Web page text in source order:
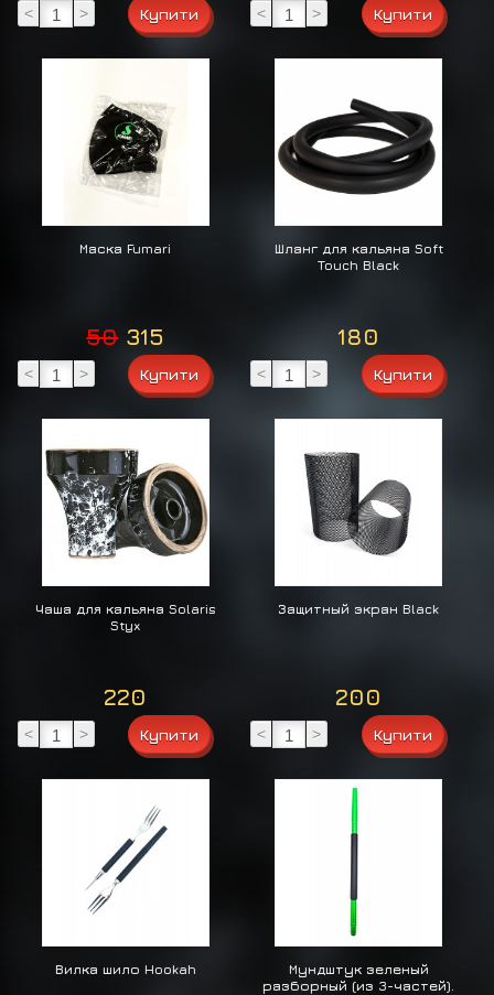
< > < >
Маска Fumari
50 315
< >
Шланг для кальяна Soft
Touch Black
180
< >
Чаша для кальяна Solaris
Styx
220
< >
Защитный экран Black
200
< >
Вилка шило Hookah
Мундштук зеленый
разборный (из 3-частей).